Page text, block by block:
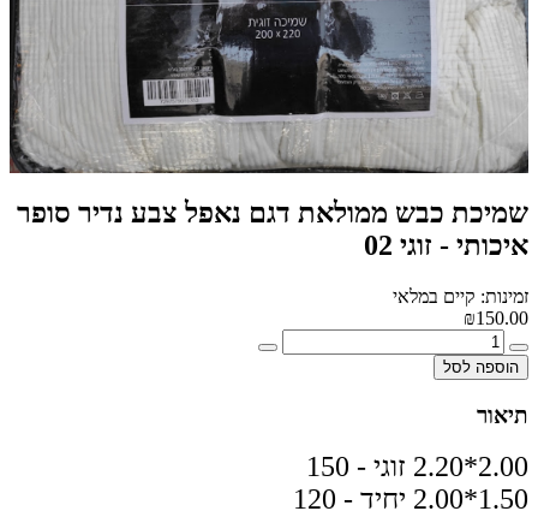
שמיכת כבש ממולאת דגם נאפל צבע נדיר סופר
איכותי - זוגי 02
זמינות: קיים במלאי
₪150.00
הוספה לסל
תיאור
2.00*2.20 זוגי - 150
1.50*2.00 יחיד - 120